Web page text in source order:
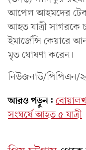
আপেল আহমদের
আহত যাত্রী সাগরকে
ইমার্জেন্সি কেয়ারে
মৃত ঘোষণা করেন।
নিউজনাউ/পিপিএন/
আরও পড়ুন:
সংঘর্ষে আহত ৫ যাত্রী